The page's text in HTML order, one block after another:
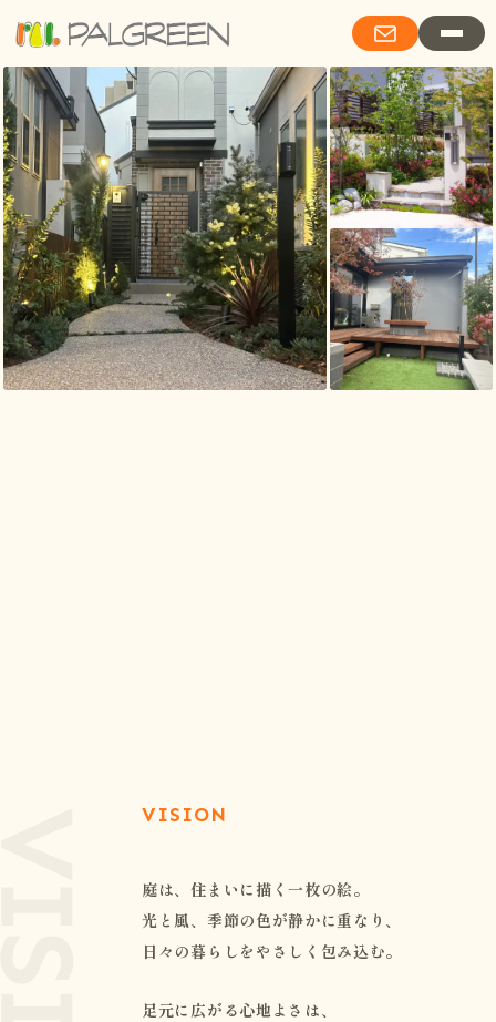
Living with Garden Stories 詩的情緒と、庭物語のあ
VISION
庭は、住まいに描く一枚の絵。
光と風、季節の色が静かに重なり、
日々の暮らしをやさしく包み込む。
足元に広がる心地よさは、